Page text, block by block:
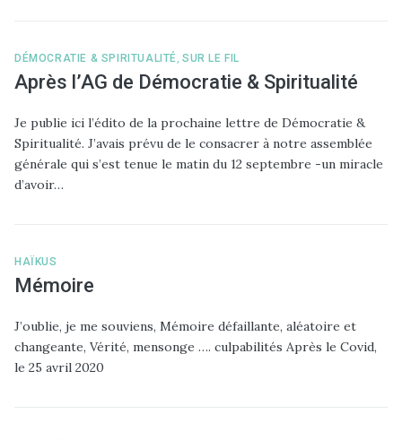
DÉMOCRATIE & SPIRITUALITÉ SUR LE FIL
Après l’AG de Démocratie & Spiritualité
Je publie ici l’édito de la prochaine lettre de Démocratie &
Spiritualité. J’avais prévu de le consacrer à notre assemblée
générale qui s’est tenue le matin du 12 septembre -un miracle
d’avoir…
HAÏKUS
Mémoire
J’oublie, je me souviens, Mémoire défaillante, aléatoire et
changeante, Vérité, mensonge …. culpabilités Après le Covid,
le 25 avril 2020